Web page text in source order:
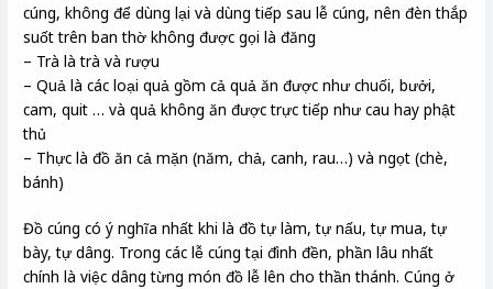
cúng, không để dùng lại và dùng tiếp sau lễ cúng, nên đèn thắp
suốt trên ban thờ không được gọi là đăng
– Trà là trà và rượu
– Quả là các loại quả gồm cả quả ăn được như chuối, bưởi,
cam, quit … và quả không ăn được trực tiếp như cau hay phật
thủ
– Thực là đồ ăn cả mặn (năm, chả, canh, rau…) và ngọt (chè,
bánh)
Đồ cúng có ý nghĩa nhất khi là đồ tự làm, tự nấu, tự mua, tự
bày, tự dâng. Trong các lễ cúng tại đình đền, phần lâu nhất
chính là việc dâng từng món đồ lễ lên cho thần thánh. Cúng ở